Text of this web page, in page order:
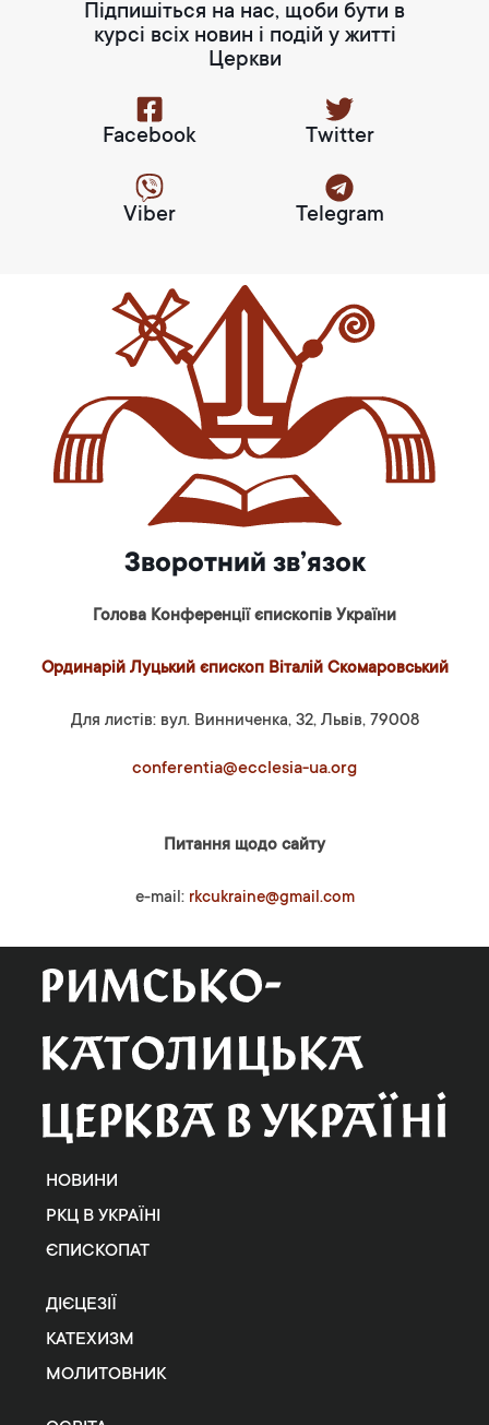
Підпишіться на нас, щоби бути в
курсі всіх новин і подій у житті
Церкви
Facebook Twitter
Viber Telegram
Зворотний зв’язок
Голова Конференції єпископів України
Ординарій Луцький єпископ Віталій Скомаровський
Для листів: вул. Винниченка, 32, Львів, 79008
conferentia@ecclesia-ua.org
Питання щодо сайту
e-mail: rkcukraine@gmail.com
НОВИНИ
РКЦ В УКРАЇНІ
ЄПИСКОПАТ
ДІЄЦЕЗІЇ
КАТЕХИЗМ
МОЛИТОВНИК